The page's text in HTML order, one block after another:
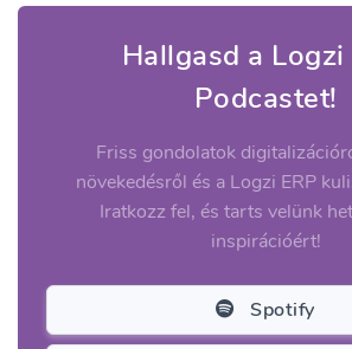
Hallgasd a Logzi
Podcastet!
Friss gondolatok
növekedésről és a Logzi ERP
Iratkozz fel, és tarts velünk
inspirációért!
Spotify